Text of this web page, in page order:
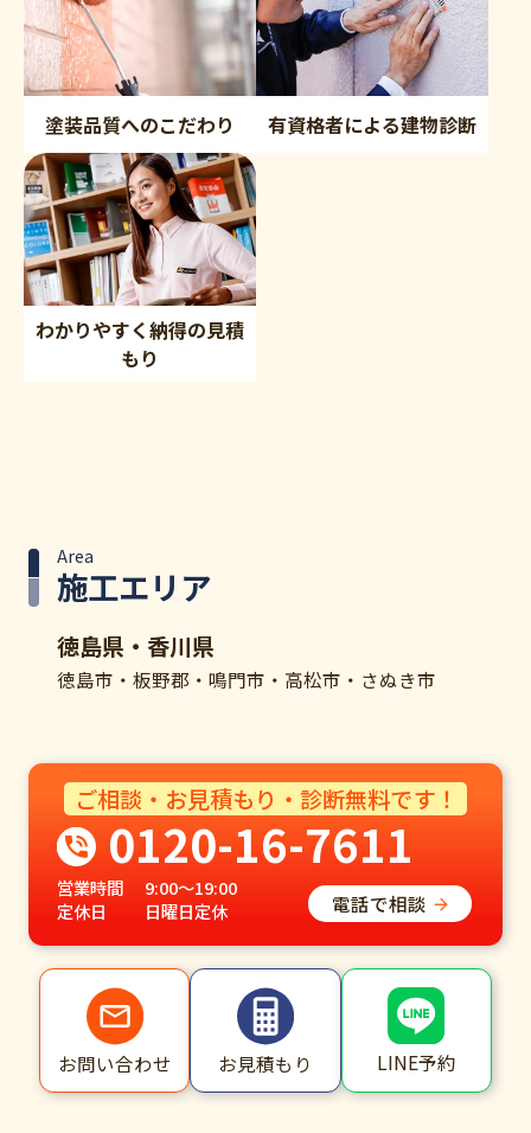
塗装品質へのこだわり 有資格者による建物診断
わかりやすく納得の見積
もり
施工エリア
Area
徳島県・香川県
徳島市・板野郡・鳴門市・高松市・さぬき市
ご相談・お見積もり・診断無料です！
0120-16-7611
営業時間
9:00～19:00
定休日
日曜日定休 電話で相談
お問い合わせ お見積もり LINE予約